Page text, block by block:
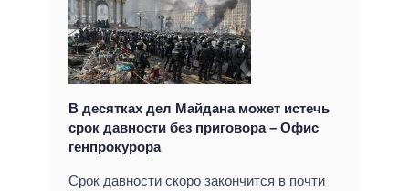
В десятках дел Майдана может истечь
срок давности без приговора – Офис
генпрокурора
Срок давности скоро закончится в почти